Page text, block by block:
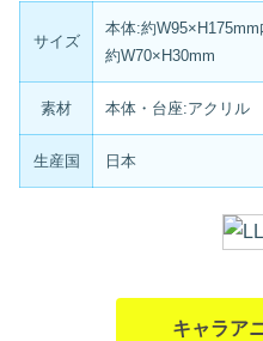
サイズ
本体:約
約W70×H30mm
素材 本体・台座:アクリル
生産国 日本
キャラア